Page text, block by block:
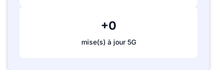
+0
mise(s) à jour 5G